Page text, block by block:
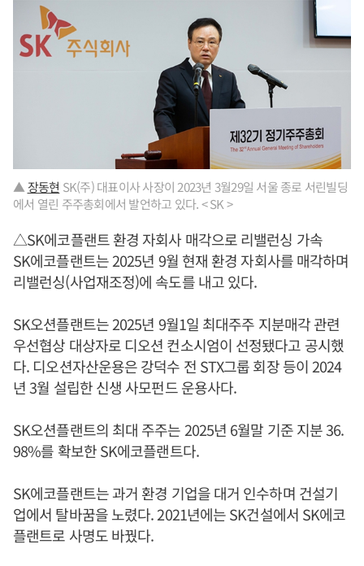
▲ 장동현 SK(주) 대표이사 사장이 2023년 3월29일 서울 종로 서린빌딩
에서 열린 주주총회에서 발언하고 있다. < SK >
△SK에코플랜트 환경 자회사 매각으로 리밸런싱 가속
SK에코플랜트는 2025년 9월 현재 환경 자회사를 매각하며
리밸런싱(사업재조정)에 속도를 내고 있다.
SK오션플랜트는 2025년 9월1일 최대주주 지분매각 관련
우선협상 대상자로 디오션 컨소시엄이 선정됐다고 공시했
다. 디오션자산운용은 강덕수 전 STX그룹 회장 등이 2024
년 3월 설립한 신생 사모펀드 운용사다.
SK오션플랜트의 최대 주주는 2025년 6월말 기준 지분 36.
98%를 확보한 SK에코플랜트다.
SK에코플랜트는 과거 환경 기업을 대거 인수하며 건설기
업에서 탈바꿈을 노렸다. 2021년에는 SK건설에서 SK에코
플랜트로 사명도 바꿨다.